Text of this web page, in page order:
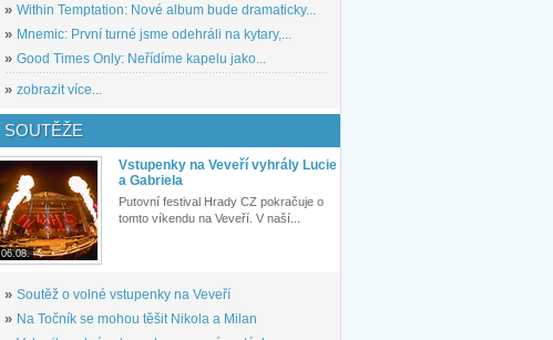
» Within Temptation: Nové album bude dramaticky...
» Mnemic: První turné jsme odehráli na kytary,...
» Good Times Only: Neřídíme kapelu jako...
» zobrazit více...
SOUTĚŽE
06.08.
Vstupenky na Veveří vyhrály Lucie
a Gabriela
Putovní festival Hrady CZ pokračuje o
tomto víkendu na Veveří. V naší...
» Soutěž o volné vstupenky na Veveří
» Na Točník se mohou těšit Nikola a Milan